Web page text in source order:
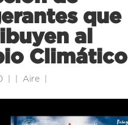
que
al
Climático
Aire